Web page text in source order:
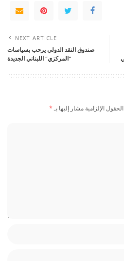
NEXT ARTICLE
صندوق النقد الدولي يرحب بسياسات
“المركزي” اللبناني الجديدة
الحقول الإلزامية مشار إليها بـ*